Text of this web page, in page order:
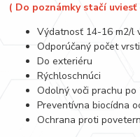
( Do poznámky stačí
Výdatnosť 14-16 m2/l
Odporúčaný počet
Do exteriéru
Rýchloschnúci
Odolný voči prachu po
Preventívna biocídna
Ochrana proti